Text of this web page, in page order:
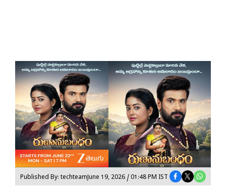
Published By: techteamJune 19, 2026 / 01:48 PM IST